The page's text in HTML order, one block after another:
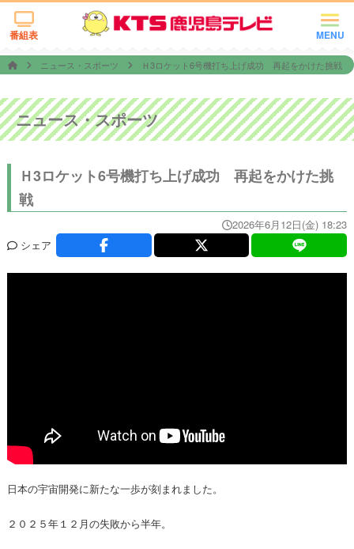
MENU
番組表
ニュース・スポーツ Ｈ3ロケット6号機打ち上げ成功 再起をかけた挑戦
ニュース・スポーツ
Ｈ3ロケット6号機打ち上げ成功 再起をかけた挑
戦
2026年6月12日(金) 18:23
シェア
日本の宇宙開発に新たな一歩が刻まれました。
２０２５年１２月の失敗から半年。